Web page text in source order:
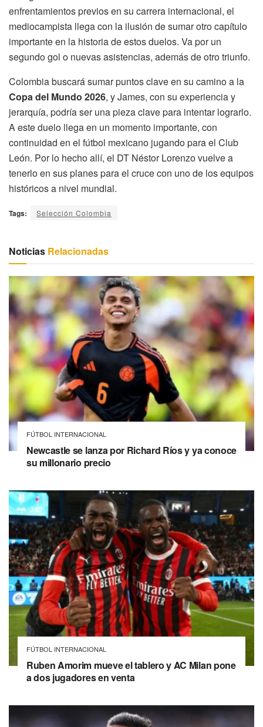
enfrentamientos previos en su carrera internacional, el
mediocampista llega con la ilusión de sumar otro capítulo
importante en la historia de estos duelos. Va por un
segundo gol o nuevas asistencias, además de otro triunfo.
Colombia buscará sumar puntos clave en su camino a la
Copa del Mundo 2026, y James, con su experiencia y
jerarquía, podría ser una pieza clave para intentar lograrlo.
A este duelo llega en un momento importante, con
continuidad en el fútbol mexicano jugando para el Club
León. Por lo hecho allí, el DT Néstor Lorenzo vuelve a
tenerlo en sus planes para el cruce con uno de los equipos
históricos a nivel mundial.
Tags: Selección Colombia
Noticias Relacionadas
FÚTBOL INTERNACIONAL
Newcastle se lanza por Richard Ríos y ya conoce
su millonario precio
FÚTBOL INTERNACIONAL
Ruben Amorim mueve el tablero y AC Milan pone
a dos jugadores en venta